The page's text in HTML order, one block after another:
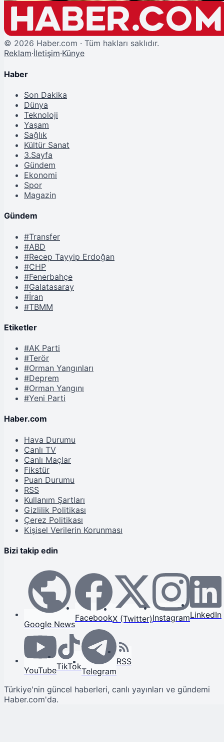
© 2026 Haber.com · Tüm hakları saklıdır.
Reklam·İletişim·Künye
Haber
Son Dakika
Dünya
Teknoloji
Yaşam
Sağlık
Kültür Sanat
3.Sayfa
Gündem
Ekonomi
Spor
Magazin
Gündem
#Transfer
#ABD
#Recep Tayyip Erdoğan
#CHP
#Fenerbahçe
#Galatasaray
#İran
#TBMM
Etiketler
#AK Parti
#Terör
#Orman Yangınları
#Deprem
#Orman Yangını
#Yeni Parti
Haber.com
Hava Durumu
Canlı TV
Canlı Maçlar
Fikstür
Puan Durumu
RSS
Kullanım Şartları
Gizlilik Politikası
Çerez Politikası
Kişisel Verilerin Korunması
Bizi takip edin
Google News
FacebookX (Twitter)InstagramLinkedIn
YouTubeTikTokTelegram
RSS
Türkiye'nin güncel haberleri, canlı yayınları ve gündemi
Haber.com'da.